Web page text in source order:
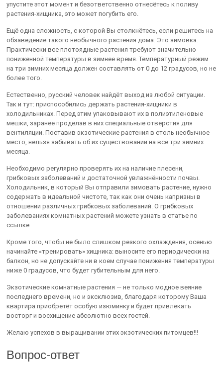
упустите этот момент и безответственно отнесётесь к поливу
растения-хищника, это может погубить его.
Ещё одна сложность, с которой Вы столкнётесь, если решитесь на
обзаведение такого необычного растения дома. Это зимовка.
Практически все плотоядные растения требуют значительно
пониженной температуры в зимнее время. Температурный режим
на три зимних месяца должен составлять от 0 до 12 градусов, но не
более того.
Естественно, русский человек найдёт выход из любой ситуации.
Так и тут: приспособились держать растения-хищники в
холодильниках. Перед этим упаковывают их в полиэтиленовые
мешки, заранее проделав в них специальные отверстия для
вентиляции. Поставив экзотические растения в столь необычное
место, нельзя забывать об их существовании на все три зимних
месяца.
Необходимо регулярно проверять их на наличие плесени,
грибковых заболеваний и достаточной увлажнённости почвы.
Холодильник, в который Вы отправили зимовать растение, нужно
содержать в идеальной чистоте, так как они очень капризны в
отношении различных грибковых заболеваний. О грибковых
заболеваниях комнатных растений можете узнать в статье по
ссылке.
Кроме того, чтобы не было слишком резкого охлаждения, осенью
начинайте «тренировать» хищника: выносите его периодически на
балкон, но не допускайте ни в коем случае понижения температуры
ниже 0 градусов, что будет губительным для него.
Экзотические комнатные растения — не только модное веяние
последнего времени, но и эксклюзив, благодаря которому Ваша
квартира приобретёт особую изюминку и будет привлекать
восторг и восхищение абсолютно всех гостей.
Желаю успехов в выращивании этих экзотических питомцев!!!
Вопрос-ответ